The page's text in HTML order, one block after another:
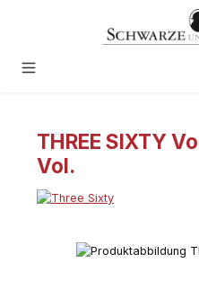
THREE SIXTY
Vol.
Bildergalerie überspringen